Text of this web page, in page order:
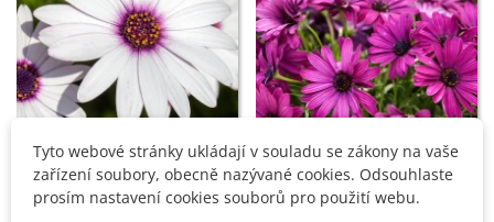
Přidat do košíku
Paprskovka White -
Přidat do košíku
Paprskovka Purple -
Tyto webové stránky ukládají v souladu se zákony na vaše
zařízení soubory, obecně nazývané cookies. Odsouhlaste
prosím nastavení cookies souborů pro použití webu.